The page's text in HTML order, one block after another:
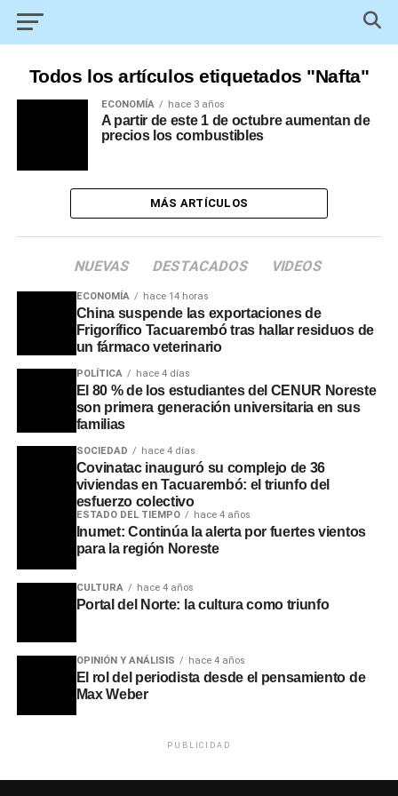
Todos los artículos etiquetados "Nafta"
ECONOMÍA hace 3 años
A partir de este 1 de octubre aumentan de
precios los combustibles
MÁS ARTÍCULOS
NUEVAS DESTACADOS VIDEOS
ECONOMÍA hace 14 horas
China suspende las exportaciones de
Frigorífico Tacuarembó tras hallar residuos de
un fármaco veterinario
POLÍTICA hace 4 días
El 80 % de los estudiantes del CENUR Noreste
son primera generación universitaria en sus
familias
SOCIEDAD hace 4 días
Covinatac inauguró su complejo de 36
viviendas en Tacuarembó: el triunfo del
esfuerzo colectivo
ESTADO DEL TIEMPO hace 4 años
Inumet: Continúa la alerta por fuertes vientos
para la región Noreste
CULTURA hace 4 años
Portal del Norte: la cultura como triunfo
OPINIÓN Y ANÁLISIS hace 4 años
El rol del periodista desde el pensamiento de
Max Weber
PUBLICIDAD